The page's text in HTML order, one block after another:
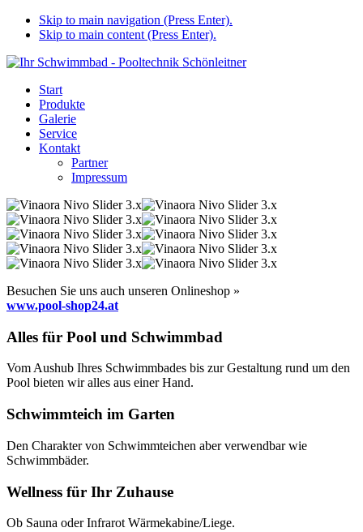
Skip to main navigation (Press Enter).
Skip to main content (Press Enter).
Start
Produkte
Galerie
Service
Kontakt
Partner
Impressum
Besuchen Sie uns auch unseren Onlineshop »
www.pool-shop24.at
Alles für Pool und Schwimmbad
Vom Aushub Ihres Schwimmbades bis zur Gestaltung rund um den
Pool bieten wir alles aus einer Hand.
Schwimmteich im Garten
Den Charakter von Schwimmteichen aber verwendbar wie
Schwimmbäder.
Wellness für Ihr Zuhause
Ob Sauna oder Infrarot Wärmekabine/Liege.